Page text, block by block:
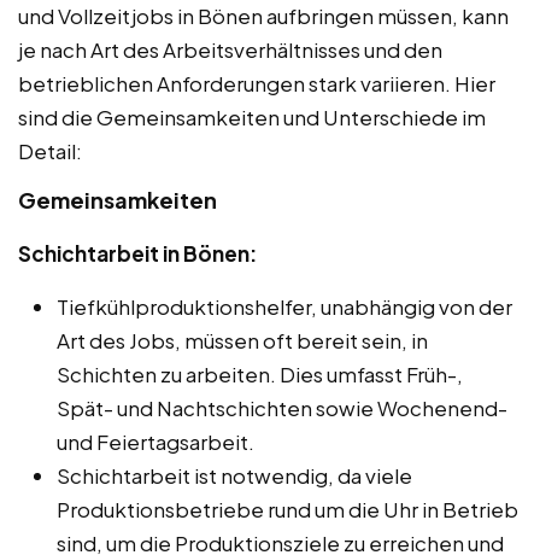
und Vollzeitjobs in Bönen aufbringen müssen, kann
je nach Art des Arbeitsverhältnisses und den
betrieblichen Anforderungen stark variieren. Hier
sind die Gemeinsamkeiten und Unterschiede im
Detail:
Gemeinsamkeiten
Schichtarbeit in Bönen:
Tiefkühlproduktionshelfer, unabhängig von der
Art des Jobs, müssen oft bereit sein, in
Schichten zu arbeiten. Dies umfasst Früh-,
Spät- und Nachtschichten sowie Wochenend-
und Feiertagsarbeit.
Schichtarbeit ist notwendig, da viele
Produktionsbetriebe rund um die Uhr in Betrieb
sind, um die Produktionsziele zu erreichen und